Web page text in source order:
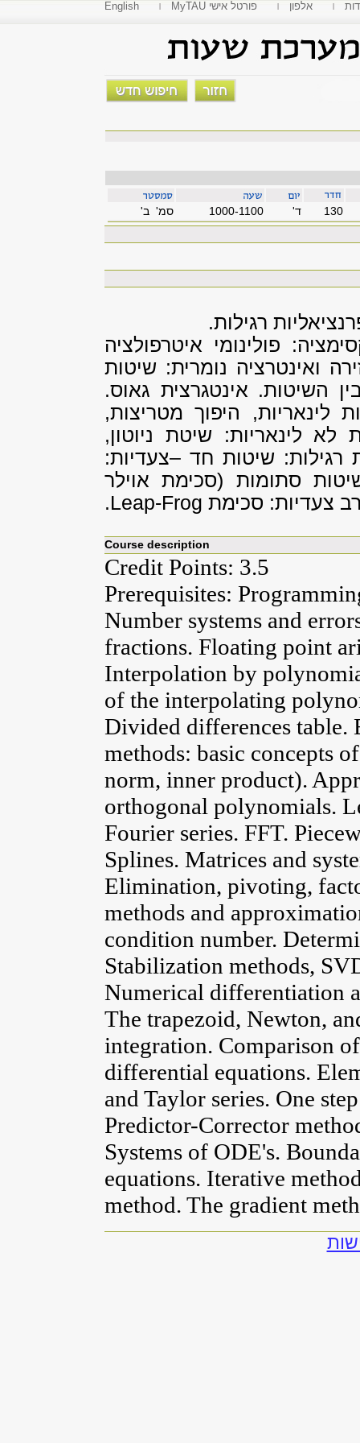
English MyTAU פורטל אישי אלפון
סמ' ב' 1000-1100 'ד 130
רגילות.
פולינומי איטרפולציה
ואינטרציה נומרית: שיטות
השיטות. אינטגרצית גאוס.
לינאריות, היפוך מטריצות,
לא לינאריות: שיטת ניוטון,
רגילות: שיטות חד –צעדיות:
סתומות (סכימת אוילר
צעדיות: סכימת Leap-Frog
.
Course description
Credit Points: 3.5
Prerequisites:
Number systems and
fractions. Floating point
Interpolation by
of the interpolating
Divided differences
methods: basic concepts
norm, inner product).
orthogonal polynomials.
Fourier series. FFT.
Splines. Matrices and
Elimination, pivoting,
methods and
condition number.
Stabilization methods,
Numerical differentiation
The trapezoid, Newton,
integration. Comparison
differential equations.
and Taylor series. One
Predictor-Corrector
Systems of ODE's.
equations. Iterative
method. The gradient